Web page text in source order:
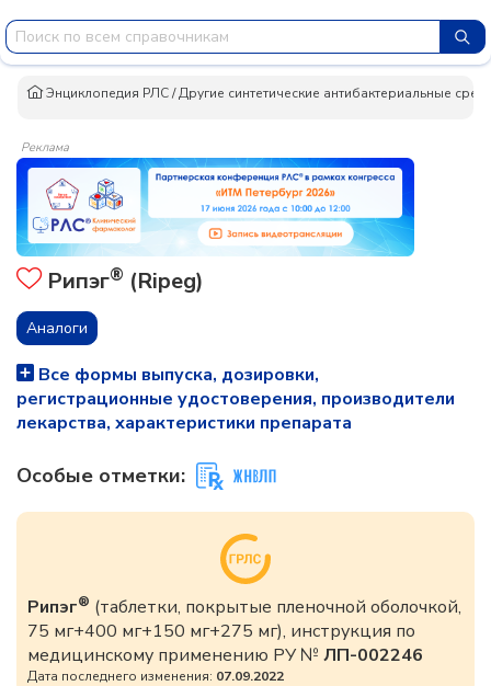
Энциклопедия РЛС/Другие синтетические антибактериальные
Реклама
Рипэг® (Ripeg)
Аналоги
Все формы выпуска, дозировки,
регистрационные удостоверения, производители
лекарства, характеристики препарата
Особые отметки:
Рипэг® (таблетки, покрытые пленочной оболочкой,
75 мг+400 мг+150 мг+275 мг), инструкция по
медицинскому применению РУ № ЛП-002246
Дата последнего изменения: 07.09.2022